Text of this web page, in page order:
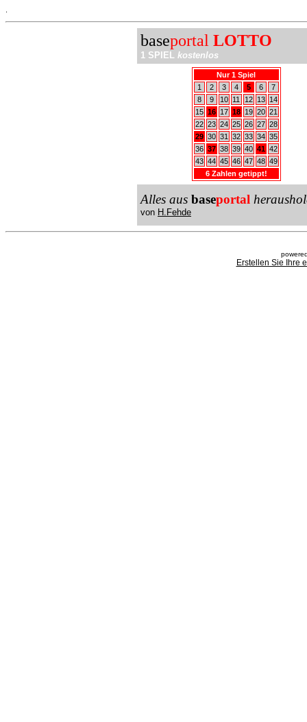
baseportal LOTTO
1 SPIEL kostenlos
Nur 1 Spiel
1
2 3 4 5 6
7
8
9 10 11 12 13
14
15 16 17 18 19 20 21
22 23 24 25 26 27 28
29 30 31 32 33 34 35
36 37 38 39 40 41 42
43 44 45 46 47 48 49
6 Zahlen getippt!
Alles aus baseportal
von H.Fehde
Erstellen Sie Ihre